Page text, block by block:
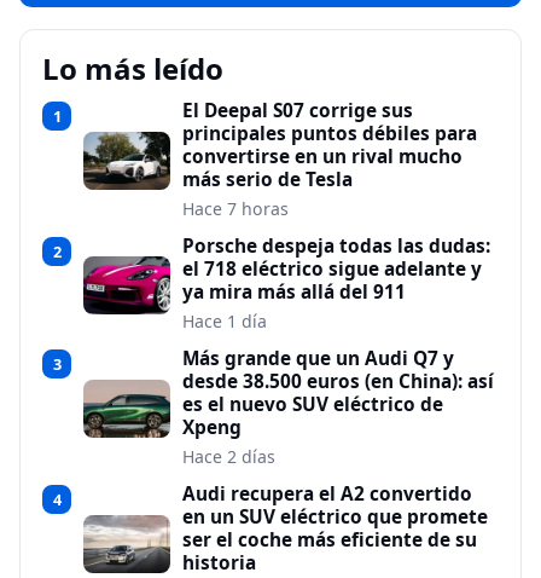
Lo más leído
1
El Deepal S07 corrige sus
principales puntos débiles para
convertirse en un rival mucho
más serio de Tesla
Hace 7 horas
2
Porsche despeja todas las dudas:
el 718 eléctrico sigue adelante y
ya mira más allá del 911
Hace 1 día
3
Más grande que un Audi Q7 y
desde 38.500 euros (en China): así
es el nuevo SUV eléctrico de
Xpeng
Hace 2 días
4
Audi recupera el A2 convertido
en un SUV eléctrico que promete
ser el coche más eficiente de su
historia